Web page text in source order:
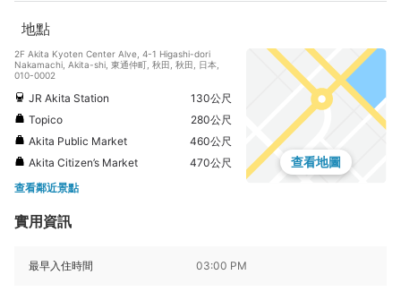
地點
2F Akita Kyoten Center Alve, 4-1 Higashi-dori
Nakamachi, Akita-shi, 東通仲町, 秋田, 秋田, 日本,
010-0002
JR Akita Station
130公尺
Topico
280公尺
Akita Public Market
460公尺
Akita Citizen’s Market
470公尺
查看鄰近景點
查看地圖
實用資訊
最早入住時間 03:00 PM